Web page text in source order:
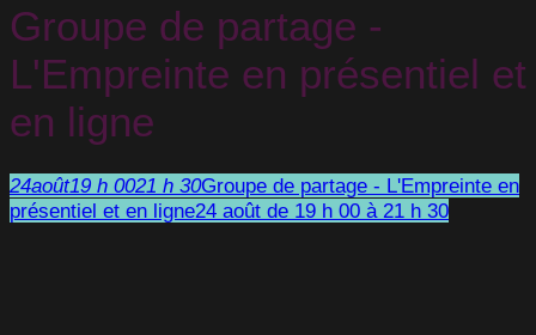
Groupe de partage -
L'Empreinte en présentiel et
en ligne
24août19 h 0021 h 30Groupe de partage - L'Empreinte en
présentiel et en ligne24 août de 19 h 00 à 21 h 30